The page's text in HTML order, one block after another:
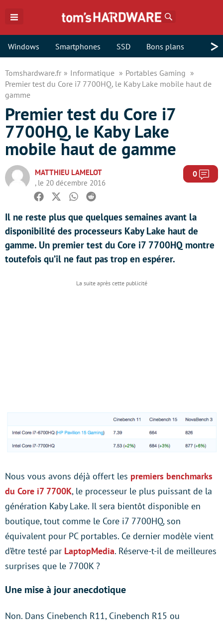
Windows Smartphones SSD Bons plans >
Tomshardware.fr Informatique
Portables Gaming
Premier test du Core i7 7700HQ, le Kaby Lake mobile haut de
gamme
Premier test du Core i7
7700HQ, le Kaby Lake
mobile haut de gamme
MATTHIEU LAMELOT
, le 20 décembre 2016
0
Facebook
TwitterWhatsapp
Reddit
Il ne reste plus que quelques semaines avant la
disponibilité des processeurs Kaby Lake haut de
gamme. Un premier test du Core i7 7700HQ montre
toutefois qu’il ne faut pas trop en espérer.
Nous vous avons déjà offert les premiers benchmarks
du Core i7 7700K, le processeur le plus puissant de la
génération Kaby Lake. Il sera bientôt disponible en
boutique, tout comme le Core i7 7700HQ, son
équivalent pour PC portables. Ce dernier modèle vient
d’être testé par LaptopMedia. Réserve-t-il de meilleures
surprises que le 7700K ?
Une mise à jour anecdotique
Non. Dans Cinebench R11, Cinebench R15 ou